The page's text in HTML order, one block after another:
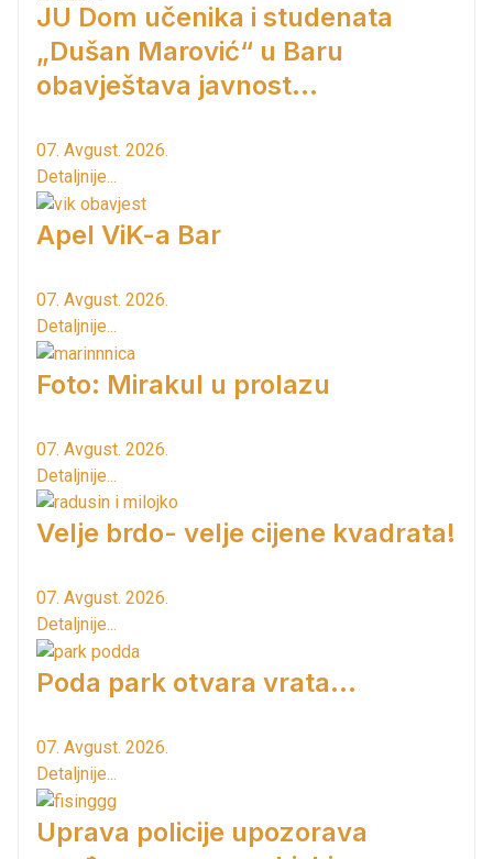
JU Dom učenika i studenata
„Dušan Marović“ u Baru
obavještava javnost...
07. Avgust. 2026.
Detaljnije...
Apel ViK-a Bar
07. Avgust. 2026.
Detaljnije...
Foto: Mirakul u prolazu
07. Avgust. 2026.
Detaljnije...
Velje brdo- velje cijene kvadrata!
07. Avgust. 2026.
Detaljnije...
Poda park otvara vrata...
07. Avgust. 2026.
Detaljnije...
Uprava policije upozorava